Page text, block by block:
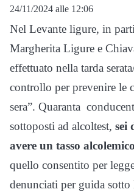
24/11/2024 alle 12:06
Nel Levante ligure, in
Margherita Ligure e
effettuato nella tarda
controllo per prevenire le
sera”. Quaranta
sottoposti ad alcoltest, sei
avere un tasso
quello consentito per
denunciati per guida sotto